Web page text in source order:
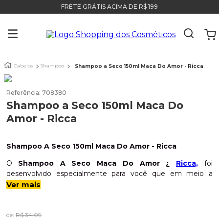
FRETE GRÁTIS ACIMA DE R$ 199
Cabelos Shampoo Shampoo a Seco 150ml Maca Do Amor - Ricca
Referência: 708380
Shampoo a Seco 150ml Maca Do
Amor - Ricca
Shampoo A Seco 150ml Maca Do Amor - Ricca
O Shampoo A Seco Maca Do Amor ¿ Ricca,
foi
desenvolvido especialmente para você que em meio a
correria do dia a dia não consegue tirar um tempinho para
deixando com visual incrível, fios soltos, leves e para
Ver mais
de: R$ 34,09